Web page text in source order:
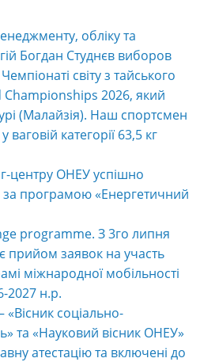
обліку та
Богдан Студнєв виборов
світу з тайського
Championships 2026, який
(Малайзія). Наш спортсмен
категорії 63,5 кг
центру ОНЕУ успішно
програмою «Енергетичний
programme. З 3го липня
заявок на участь
міжнародної мобільності
2027 н.р.
соціально-
та «Науковий вісник ОНЕУ»
атестацію та включені до